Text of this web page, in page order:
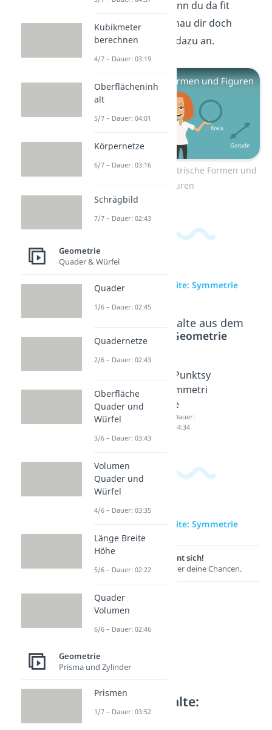
und Formen
. Wenn du da fit
werden willst, schau dir doch
gleich uns Video dazu an.
Zum Video: Geometrische Formen und
Figuren
zur Videoseite: Symmetrie
Beliebte Inhalte aus dem
Bereich
Geometrie
symmet
rie
Dauer:
rieachs
e
Punktsy
mmetri
e
Dauer:
04:34
zur Videoseite: Symmetrie
Lernen lohnt sich!
Entdecke hier deine Chancen.
Weitere Inhalte:
Geometrie
Kubikmeter
berechnen
4/7 – Dauer: 03:19
Oberflächeninh
alt
5/7 – Dauer: 04:01
Körpernetze
6/7 – Dauer: 03:16
Schrägbild
7/7 – Dauer: 02:43
Geometrie
Quader & Würfel
Quader
1/6 – Dauer: 02:45
Quadernetze
2/6 – Dauer: 02:43
Oberfläche
Quader und
Würfel
3/6 – Dauer: 03:43
Volumen
Quader und
Würfel
4/6 – Dauer: 03:35
Länge Breite
Höhe
5/6 – Dauer: 02:22
Quader
Volumen
6/6 – Dauer: 02:46
Geometrie
Prisma und Zylinder
Prismen
1/7 – Dauer: 03:52